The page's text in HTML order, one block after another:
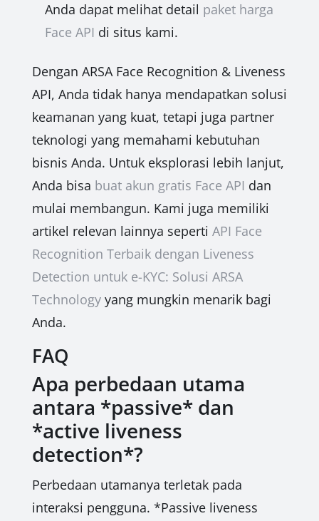
Anda dapat melihat detail paket harga
Face API di situs kami.
Dengan ARSA Face Recognition & Liveness
API, Anda tidak hanya mendapatkan solusi
keamanan yang kuat, tetapi juga partner
teknologi yang memahami kebutuhan
bisnis Anda. Untuk eksplorasi lebih lanjut,
Anda bisa buat akun gratis Face API dan
mulai membangun. Kami juga memiliki
artikel relevan lainnya seperti API Face
Recognition Terbaik dengan Liveness
Detection untuk e-KYC: Solusi ARSA
Technologyyang mungkin menarik bagi
Anda.
FAQ
Apa perbedaan utama
antara *passive* dan
*active liveness
detection*?
Perbedaan utamanya terletak pada
interaksi pengguna. *Passive liveness